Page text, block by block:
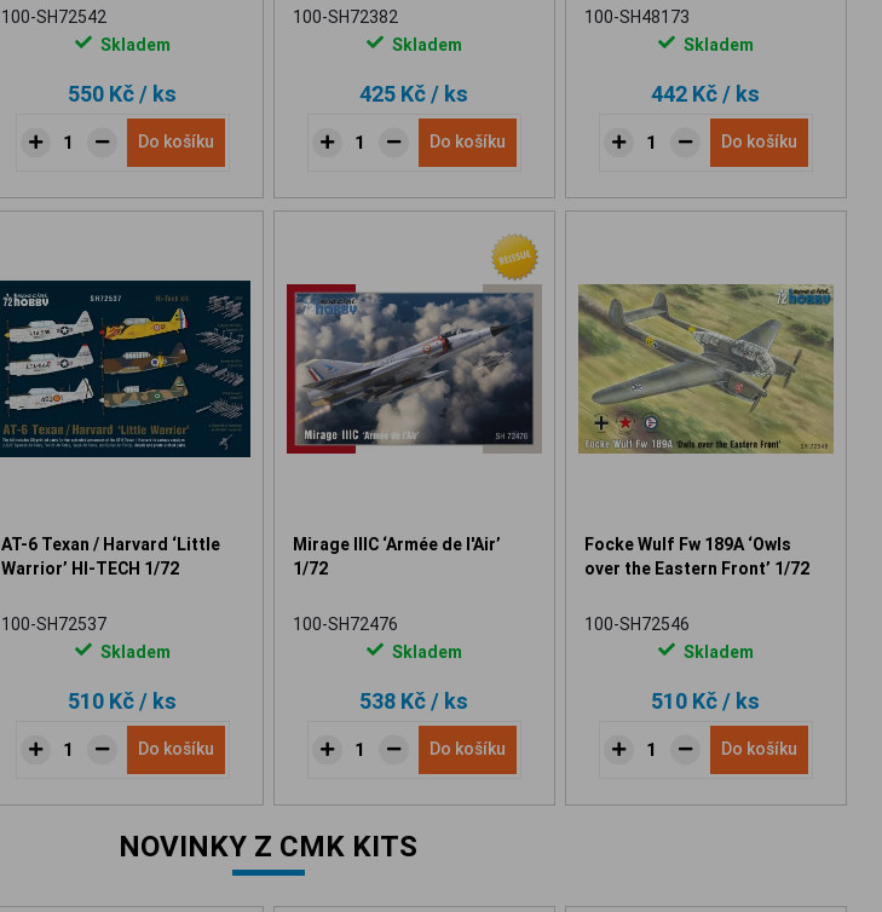
100-SH72542
Skladem
550 Kč/ ks
Do košíku
100-SH72382
Skladem
425 Kč/ ks
Do košíku
100-SH48173
Skladem
442 Kč/ ks
Do košíku
AT-6 Texan / Harvard ‘Little
Warrior’ HI-TECH 1/72
100-SH72537
Skladem
510 Kč/ ks
Do košíku
Mirage IIIC ‘Armée de l'Air’
1/72
100-SH72476
Skladem
538 Kč/ ks
Do košíku
Focke Wulf Fw 189A ‘Owls
over the Eastern Front’ 1/72
100-SH72546
Skladem
510 Kč/ ks
Do košíku
NOVINKY Z CMK KITS